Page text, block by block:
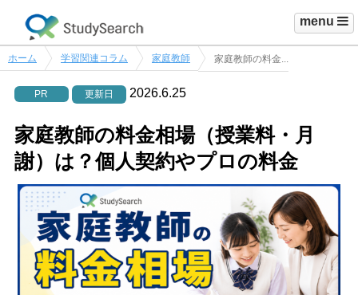
menu
ホーム 学習関連コラム 家庭教師 家庭教師の料金...
PR 更新日 2026.6.25
家庭教師の料金相場（授業料・月
謝）は？個人契約やプロの料金